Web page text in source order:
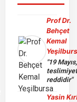
Prof Dr.
Behçet
Kemal
"19 Mayıs,
reddidir"
Yasin